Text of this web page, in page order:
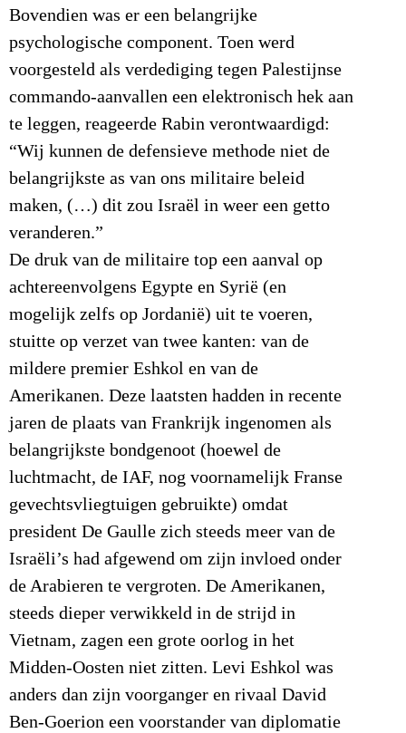
Bovendien was er een belangrijke
psychologische component. Toen werd
voorgesteld als verdediging tegen Palestijnse
commando-aanvallen een elektronisch hek aan
te leggen, reageerde Rabin verontwaardigd:
“Wij kunnen de defensieve methode niet de
belangrijkste as van ons militaire beleid
maken, (…) dit zou Israël in weer een getto
veranderen.”
De druk van de militaire top een aanval op
achtereenvolgens Egypte en Syrië (en
mogelijk zelfs op Jordanië) uit te voeren,
stuitte op verzet van twee kanten: van de
mildere premier Eshkol en van de
Amerikanen. Deze laatsten hadden in recente
jaren de plaats van Frankrijk ingenomen als
belangrijkste bondgenoot (hoewel de
luchtmacht, de IAF, nog voornamelijk Franse
gevechtsvliegtuigen gebruikte) omdat
president De Gaulle zich steeds meer van de
Israëli’s had afgewend om zijn invloed onder
de Arabieren te vergroten. De Amerikanen,
steeds dieper verwikkeld in de strijd in
Vietnam, zagen een grote oorlog in het
Midden-Oosten niet zitten. Levi Eshkol was
anders dan zijn voorganger en rivaal David
Ben-Goerion een voorstander van diplomatie